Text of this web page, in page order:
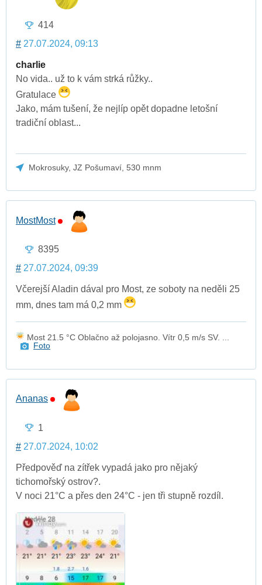
414
# 27.07.2024, 09:13
charlie
No vida.. už to k vám strká růžky..
Gratulace
Jako, mám tušení, že nejlíp opět dopadne letošní
tradiční oblast...
Mokrosuky, JZ Pošumaví, 530 mnm
MostMost
8395
# 27.07.2024, 09:39
Včerejší Aladin dával pro Most, ze soboty na neděli 25
mm, dnes tam má 0,2 mm
Most 21.5 °C Oblačno až polojasno. Vítr 0,5 m/s SV. ...
Foto
Ananas
1
# 27.07.2024, 10:02
Předpověď na zítřek vypadá jako pro nějaký
tichomořský ostrov?️.
V noci 21°C a přes den 24°C - jen tři stupně rozdíl.